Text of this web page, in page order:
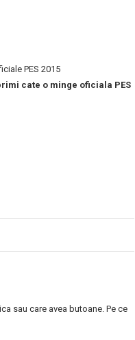
PES 2015
cate o minge oficiala PES
sau care avea butoane. Pe ce